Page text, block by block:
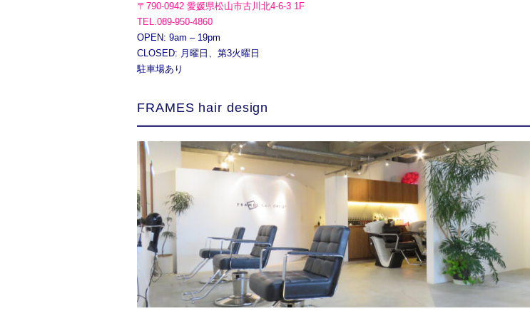
〒790-0942 愛媛県松山市古川北4-6-3 1F
TEL.089-950-4860
OPEN: 9am – 19pm
CLOSED: 月曜日、第3火曜日
駐車場あり
FRAMES hair design